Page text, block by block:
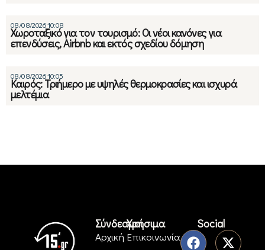
08/08/2026 10:08
Χωροταξικό για τον τουρισμό: Οι νέοι κανόνες για
επενδύσεις, Airbnb και εκτός σχεδίου δόμηση
08/08/2026 10:05
Καιρός: Τριήμερο με υψηλές θερμοκρασίες και ισχυρά
μελτέμια
Σύνδεσμοι
Αρχική
Χρήσιμα
Επικοινωνία
Social